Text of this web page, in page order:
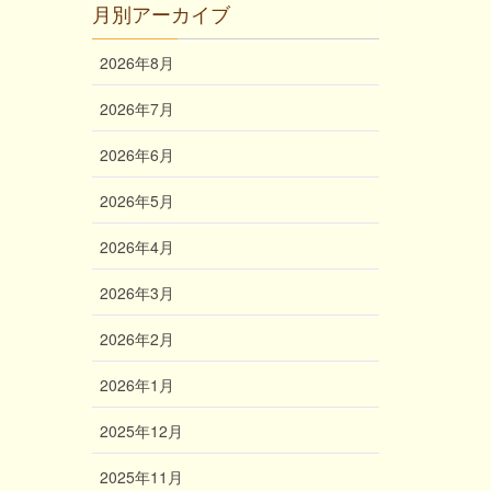
月別アーカイブ
2026年8月
2026年7月
2026年6月
2026年5月
2026年4月
2026年3月
2026年2月
2026年1月
2025年12月
2025年11月